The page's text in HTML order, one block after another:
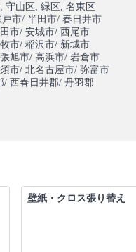
, 守山区 , 緑区 , 名東区
戸市/ 半田市/ 春日井市
市/ 安城市/ 西尾市
市/ 稲沢市/ 新城市
旭市/ 高浜市/ 岩倉市
市/ 北名古屋市/ 弥富市
/ 西春日井郡/ 丹羽郡
壁紙・クロス張り替え